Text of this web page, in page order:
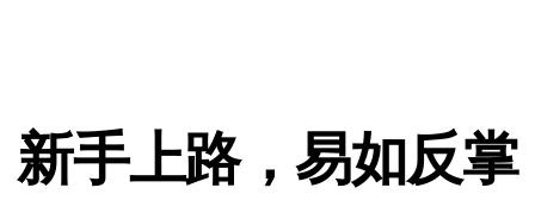
新手上路，易如反掌